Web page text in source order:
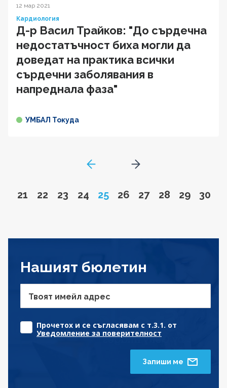
12 мар 2021
Кардиология
Д-р Васил Трайков: "До сърдечна
недостатъчност биха могли да
доведат на практика всички
сърдечни заболявания в
напреднала фаза"
УМБАЛ Токуда
GoToPreviousPage
Go to page
21 Go to page
22 Go to page
23 Go to page
24 Page
25 Go to page
26 Go to page
27 Go to page
28 Go to
29 Go
30
Go to next page
Нашият бюлетин
Твоят имейл адрес
Прочетох и се съгласявам с т.3.1. от
Уведомление за поверителност
Запиши ме